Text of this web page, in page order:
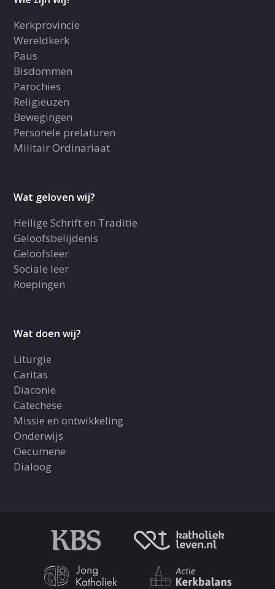
Kerkprovincie
Wereldkerk
Paus
Bisdommen
Parochies
Religieuzen
Bewegingen
Personele prelaturen
Militair Ordinariaat
Wat geloven wij?
Heilige Schrift en Traditie
Geloofsbelijdenis
Geloofsleer
Sociale leer
Roepingen
Wat doen wij?
Liturgie
Caritas
Diaconie
Catechese
Missie en ontwikkeling
Onderwijs
Oecumene
Dialoog